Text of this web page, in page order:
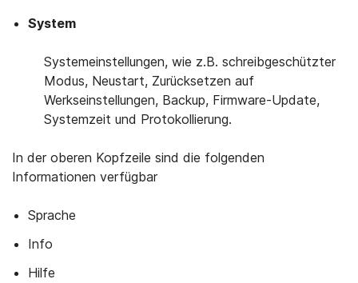
System
Systemeinstellungen, wie z.B. schreibgeschützter
Modus, Neustart, Zurücksetzen auf
Werkseinstellungen, Backup, Firmware-Update,
Systemzeit und Protokollierung.
In der oberen Kopfzeile sind die folgenden
Informationen verfügbar
Sprache
Info
Hilfe